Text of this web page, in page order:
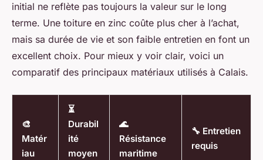
initial ne reflète pas toujours la valeur sur le long
terme. Une toiture en zinc coûte plus cher à l’achat,
mais sa durée de vie et son faible entretien en font un
excellent choix. Pour mieux y voir clair, voici un
comparatif des principaux matériaux utilisés à Calais.
🎨
Matér
iau
⏳
Durabil
ité
moyen
🌊
Résistance
maritime
🔧 Entretien
requis